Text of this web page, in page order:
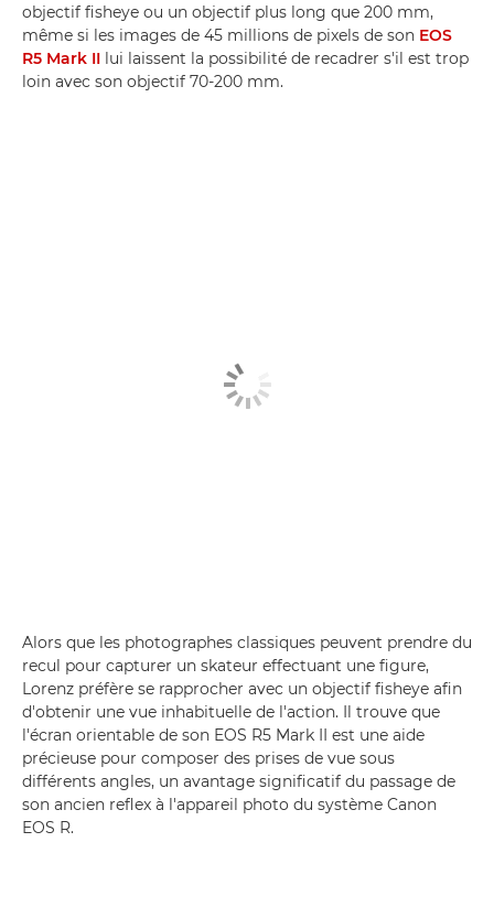
objectif fisheye ou un objectif plus long que 200 mm,
même si les images de 45 millions de pixels de son EOS
R5 Mark II lui laissent la possibilité de recadrer s'il est trop
loin avec son objectif 70-200 mm.
Alors que les photographes classiques peuvent prendre du
recul pour capturer un skateur effectuant une figure,
Lorenz préfère se rapprocher avec un objectif fisheye afin
d'obtenir une vue inhabituelle de l'action. Il trouve que
l'écran orientable de son EOS R5 Mark II est une aide
précieuse pour composer des prises de vue sous
différents angles, un avantage significatif du passage de
son ancien reflex à l'appareil photo du système Canon
EOS R.